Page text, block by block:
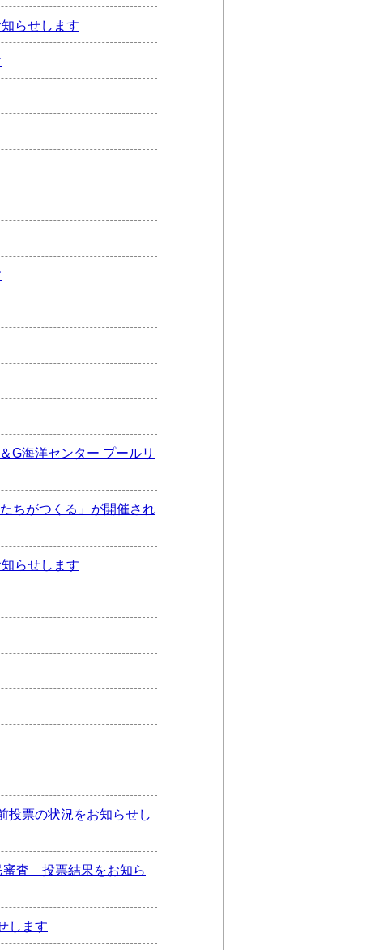
らせします
G海洋センター プールリ
ちがつくる」が開催され
らせします
票の状況をお知らせし
審査 投票結果をお知ら
します